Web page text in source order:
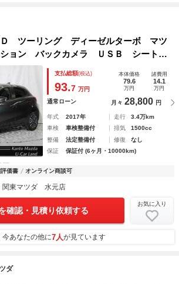
ツーリング ディーゼルターボ マツ
ション バックカメラ ＵＳＢ シートヒ
ナー車 パワーウィンドウ オートＬ
ー ＤＳＣ アドバンスキー Ｂトゥー
ＴＶ ＰＳ
支払総額(税込)
93.7 万円
本体価格
79.6
万円
諸費用
14.1
万円
通常ローン 月々 28,800 円
年式 2017年 走行
3.4万km
車検
車検整備付 排気
1500cc
整備
法定整備付 修復
なし
保証
保証付 (6ヶ月・10000km)
価書 オンライン商談可
関東マツダ 水元店
確認・見積り依頼する
お気に入り
今あなたの他に7人が見ています
ダ